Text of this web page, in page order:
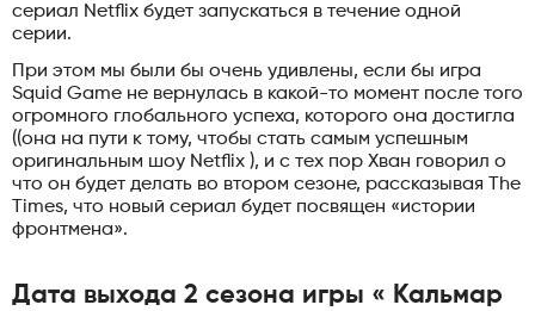
сериал Netflix будет запускаться в течение одной
серии.
При этом мы были бы очень удивлены, если бы игра
Squid Game не вернулась в какой-то момент после того
огромного глобального успеха, которого она достигла
((она на пути к тому, чтобы стать самым успешным
оригинальным шоу Netflix ), и с тех пор Хван говорил о
что он будет делать во втором сезоне, рассказывая The
Times, что новый сериал будет посвящен «истории
фронтмена».
Дата выхода 2 сезона игры « Кальмар